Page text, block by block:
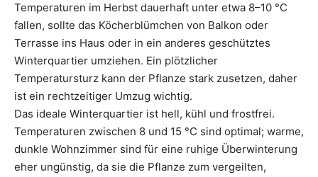
Temperaturen im Herbst dauerhaft unter etwa 8–10 °C
fallen, sollte das Köcherblümchen von Balkon oder
Terrasse ins Haus oder in ein anderes geschütztes
Winterquartier umziehen. Ein plötzlicher
Temperatursturz kann der Pflanze stark zusetzen, daher
ist ein rechtzeitiger Umzug wichtig.
Das ideale Winterquartier ist hell, kühl und frostfrei.
Temperaturen zwischen 8 und 15 °C sind optimal; warme,
dunkle Wohnzimmer sind für eine ruhige Überwinterung
eher ungünstig, da sie die Pflanze zum vergeilten,